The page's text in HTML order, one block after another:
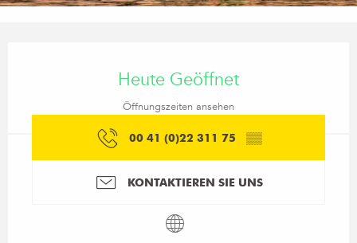
Heute Geöffnet
Öffnungszeiten ansehen
00 41 (0)22 311 75 ▒▒
KONTAKTIEREN SIE UNS